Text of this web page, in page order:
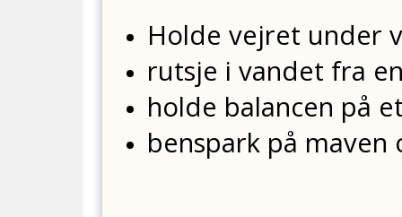
Holde vejret under
rutsje i vandet fra
holde balancen på
benspark på maven